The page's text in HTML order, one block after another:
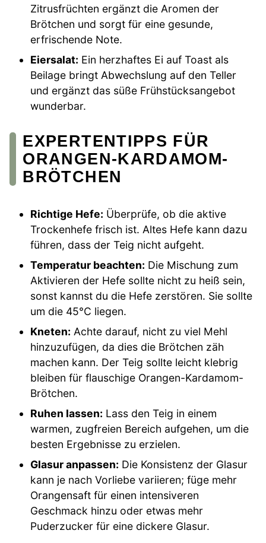
Zitrusfrüchten ergänzt die Aromen der
Brötchen und sorgt für eine gesunde,
erfrischende Note.
Eiersalat: Ein herzhaftes Ei auf Toast als
Beilage bringt Abwechslung auf den Teller
und ergänzt das süße Frühstücksangebot
wunderbar.
EXPERTENTIPPS FÜR
ORANGEN-KARDAMOM-
BRÖTCHEN
Richtige Hefe: Überprüfe, ob die aktive
Trockenhefe frisch ist. Altes Hefe kann dazu
führen, dass der Teig nicht aufgeht.
Temperatur beachten: Die Mischung zum
Aktivieren der Hefe sollte nicht zu heiß sein,
sonst kannst du die Hefe zerstören. Sie sollte
um die 45°C liegen.
Kneten: Achte darauf, nicht zu viel Mehl
hinzuzufügen, da dies die Brötchen zäh
machen kann. Der Teig sollte leicht klebrig
bleiben für flauschige Orangen-Kardamom-
Brötchen.
Ruhen lassen: Lass den Teig in einem
warmen, zugfreien Bereich aufgehen, um die
besten Ergebnisse zu erzielen.
Glasur anpassen: Die Konsistenz der Glasur
kann je nach Vorliebe variieren; füge mehr
Orangensaft für einen intensiveren
Geschmack hinzu oder etwas mehr
Puderzucker für eine dickere Glasur.